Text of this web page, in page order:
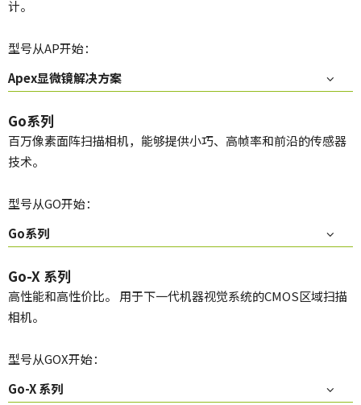
计。
型号从AP开始：
Apex显微镜解决方案
Go系列
百万像素面阵扫描相机，能够提供小巧、高帧率和前沿的传感器
技术。
型号从GO开始：
Go系列
Go-X 系列
高性能和高性价比。 用于下一代机器视觉系统的CMOS区域扫描
相机。
型号从GOX开始：
Go-X 系列